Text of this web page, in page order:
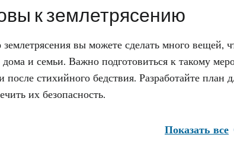
к землетрясению
землетрясения вы можете сделать много вещей,
дома и семьи. Важно подготовиться к такому
после стихийного бедствия. Разработайте план
их безопасность.
Показать все